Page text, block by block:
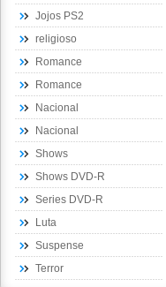
Jojos PS2
religioso
Romance
Romance
Nacional
Nacional
Shows
Shows DVD-R
Series DVD-R
Luta
Suspense
Terror